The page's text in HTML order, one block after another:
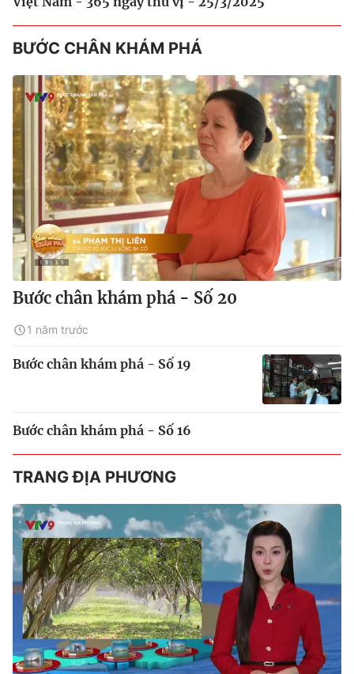
BƯỚC CHÂN KHÁM PHÁ
Bước chân khám phá - Số 20
1 năm trước
Bước chân khám phá - Số 19
Bước chân khám phá - Số 16
TRANG ĐỊA PHƯƠNG